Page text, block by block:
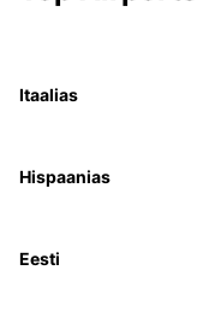
Itaalias
Hispaanias
Eesti